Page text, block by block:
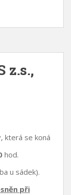
z.s.,
která se koná
hod.
u sádek).
při